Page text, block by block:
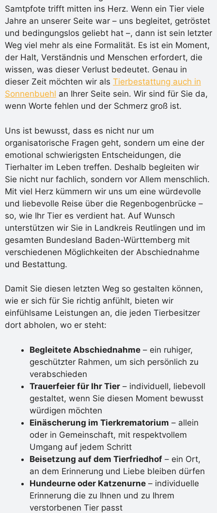
Samtpfote trifft mitten ins Herz. Wenn ein Tier viele
Jahre an unserer Seite war – uns begleitet, getröstet
und bedingungslos geliebt hat –, dann ist sein letzter
Weg viel mehr als eine Formalität. Es ist ein Moment,
der Halt, Verständnis und Menschen erfordert, die
wissen, was dieser Verlust bedeutet. Genau in
dieser Zeit möchten wir als Tierbestattung auch in
Sonnenbuehl an Ihrer Seite sein. Wir sind für Sie da,
wenn Worte fehlen und der Schmerz groß ist.
Uns ist bewusst, dass es nicht nur um
organisatorische Fragen geht, sondern um eine der
emotional schwierigsten Entscheidungen, die
Tierhalter im Leben treffen. Deshalb begleiten wir
Sie nicht nur fachlich, sondern vor Allem menschlich.
Mit viel Herz kümmern wir uns um eine würdevolle
und liebevolle Reise über die Regenbogenbrücke –
so, wie Ihr Tier es verdient hat. Auf Wunsch
unterstützen wir Sie in Landkreis Reutlingen und im
gesamten Bundesland Baden-Württemberg mit
verschiedenen Möglichkeiten der Abschiednahme
und Bestattung.
Damit Sie diesen letzten Weg so gestalten können,
wie er sich für Sie richtig anfühlt, bieten wir
einfühlsame Leistungen an, die jeden Tierbesitzer
dort abholen, wo er steht:
Begleitete Abschiednahme – ein ruhiger,
geschützter Rahmen, um sich persönlich zu
verabschieden
Trauerfeier für Ihr Tier – individuell, liebevoll
gestaltet, wenn Sie diesen Moment bewusst
würdigen möchten
Einäscherung im Tierkrematorium – allein
oder in Gemeinschaft, mit respektvollem
Umgang auf jedem Schritt
Beisetzung auf dem Tierfriedhof – ein Ort,
an dem Erinnerung und Liebe bleiben dürfen
Hundeurne oder Katzenurne – individuelle
Erinnerung die zu Ihnen und zu Ihrem
verstorbenen Tier passt